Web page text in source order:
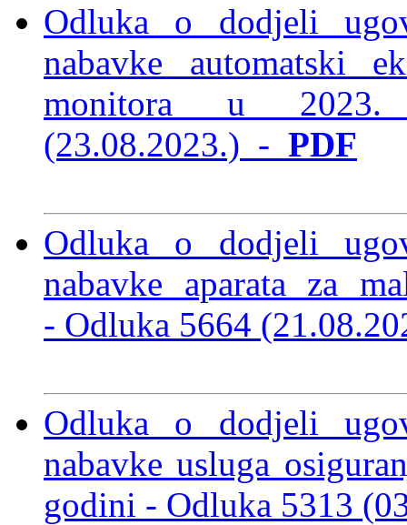
Odluka o dodjeli
nabavke automatski
monitora u
(23.08.2023.) - PDF
Odluka o dodjeli
nabavke aparata za
- Odluka 5664
Odluka o dodjeli
nabavke usluga
godini - Odluka 5313